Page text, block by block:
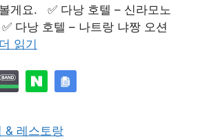
게요. ✅ 다낭 호텔 – 신라모노
다낭 호텔 – 나트랑 냐짱 오션
더 읽기
& 레스토랑